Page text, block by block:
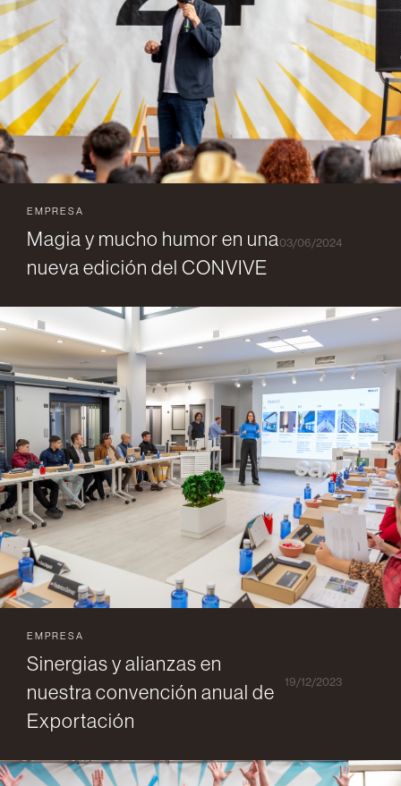
EMPRESA
Magia y mucho humor en una
nueva edición del CONVIVE
03/06/2024
EMPRESA
Sinergias y alianzas en
nuestra convención anual de
Exportación
19/12/2023